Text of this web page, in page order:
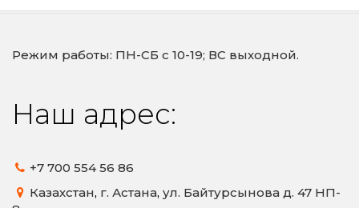
Режим работы: ПН-СБ с 10-19; ВС выходной.
Наш адрес:
+7 700 554 56 86
Казахстан, г. Астана, ул. Байтурсынова д. 47 НП-